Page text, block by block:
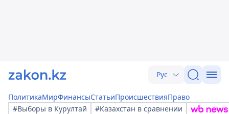
Рус
ПолитикаМирФинансыСтатьиПроисшествияПраво
#Выборы в Курултай
#Казахстан в сравнении